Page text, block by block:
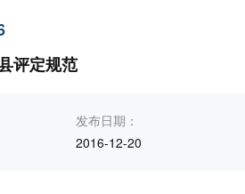
评定规范
发布日期：
2016-12-20